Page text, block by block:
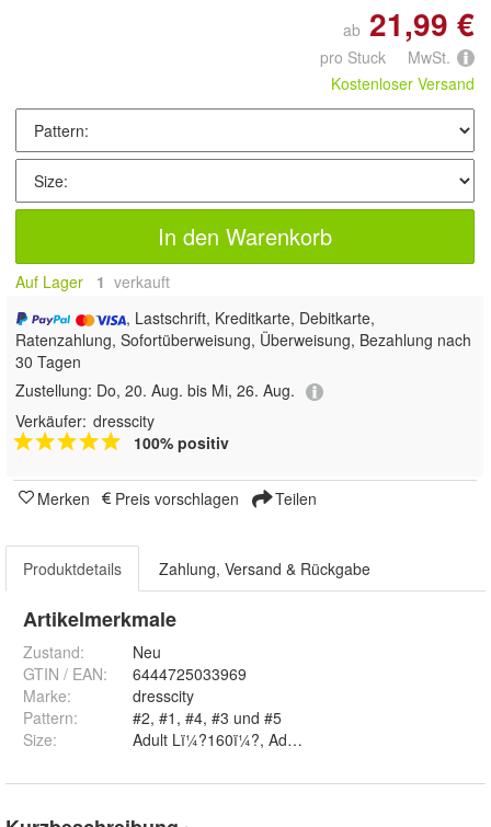
ab 21,99 €
pro Stuck MwSt.
Kostenloser Versand
In den Warenkorb
Auf Lager 1 verkauft
, Lastschrift, Kreditkarte, Debitkarte,
Ratenzahlung, Sofortüberweisung, Überweisung, Bezahlung nach
30 Tagen
Zustellung: Do, 20. Aug. bis Mi, 26. Aug.
Verkäufer: dresscity
100% positiv
Merken Preis vorschlagen Teilen
Produktdetails Zahlung, Versand & Rückgabe
Artikelmerkmale
Zustand:
Neu
GTIN / EAN:
6444725033969
Marke:
dresscity
Pattern:
#2, #1, #4, #3 und #5
Size: Adult Lï¼?160ï¼?, Adult XLï¼?170ï¼?, Adult